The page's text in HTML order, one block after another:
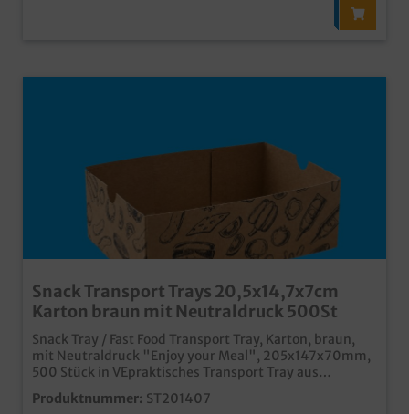
Snack Transport Trays 20,5x14,7x7cm
Karton braun mit Neutraldruck 500St
Snack Tray / Fast Food Transport Tray, Karton, braun,
mit Neutraldruck "Enjoy your Meal", 205x147x70mm,
500 Stück in VEpraktisches Transport Tray aus
Kartonideal für den Fastfood und Imbissbereichmit
modernem Neutraldruck für die
Produktnummer: ST201407